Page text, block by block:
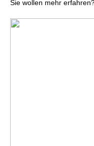
Sie wollen mehr